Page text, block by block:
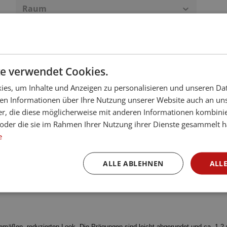
Raum
Beispiel Wandfarbe
"Cala 03-Q Weißlack
verwendet Cookies.
um Inhalte und Anzeigen zu personalisieren und unseren
Informationen über Ihre Nutzung unserer Website auch an
die diese möglicherweise mit anderen Informationen
die sie im Rahmen Ihrer Nutzung ihrer Dienste gesammelt
ALLE ABLEHNEN